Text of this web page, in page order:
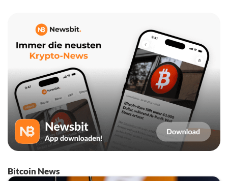
Bitcoin News